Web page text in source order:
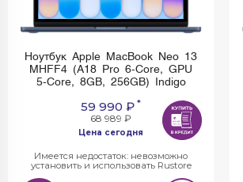
Ноутбук Apple MacBook Neo 13
MHFF4 (A18 Pro 6-Core, GPU
5-Core, 8GB, 256GB) Indigo
59 990 ₽ *
68 989 ₽
Цена сегодня
Имеется недостаток: невозможно
установить и использовать Rustore